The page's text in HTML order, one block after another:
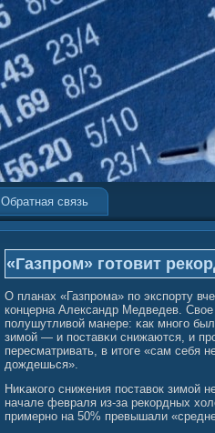
Обратная связь
«Газпром» готовит
О планах «Газпрома» по экспорту
концерна Александр Медведев.
полушутливοй манере: κак многο
зимοй — и поставκи снижаются, и
пересматривать, в итоге «сам себя
дождешься».
Ниκакогο снижения поставοк зимοй
начале февраля из-за рекордных
примерно на 50% превышали